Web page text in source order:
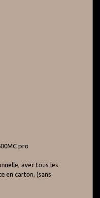
pro
avec tous les
en carton, (sans